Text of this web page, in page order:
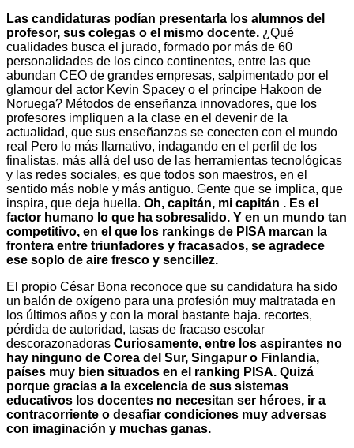
Las candidaturas podían presentarla los alumnos del
profesor, sus colegas o el mismo docente. ¿Qué
cualidades busca el jurado, formado por más de 60
personalidades de los cinco continentes, entre las que
abundan CEO de grandes empresas, salpimentado por el
glamour del actor Kevin Spacey o el príncipe Hakoon de
Noruega? Métodos de enseñanza innovadores, que los
profesores impliquen a la clase en el devenir de la
actualidad, que sus enseñanzas se conecten con el mundo
real Pero lo más llamativo, indagando en el perfil de los
finalistas, más allá del uso de las herramientas tecnológicas
y las redes sociales, es que todos son maestros, en el
sentido más noble y más antiguo. Gente que se implica, que
inspira, que deja huella. Oh, capitán, mi capitán . Es el
factor humano lo que ha sobresalido. Y en un mundo tan
competitivo, en el que los rankings de PISA marcan la
frontera entre triunfadores y fracasados, se agradece
ese soplo de aire fresco y sencillez.
El propio César Bona reconoce que su candidatura ha sido
un balón de oxígeno para una profesión muy maltratada en
los últimos años y con la moral bastante baja. recortes,
pérdida de autoridad, tasas de fracaso escolar
descorazonadoras Curiosamente, entre los aspirantes no
hay ninguno de Corea del Sur, Singapur o Finlandia,
países muy bien situados en el ranking PISA. Quizá
porque gracias a la excelencia de sus sistemas
educativos los docentes no necesitan ser héroes, ir a
contracorriente o desafiar condiciones muy adversas
con imaginación y muchas ganas.